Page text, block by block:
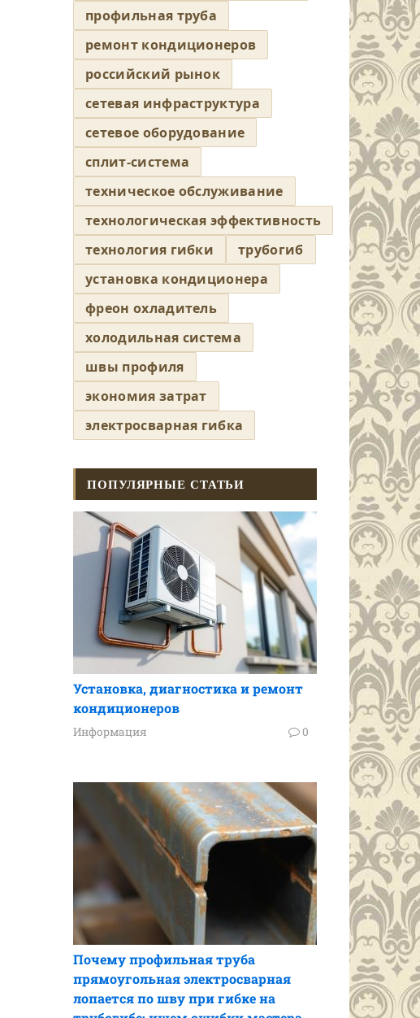
профильная труба
ремонт кондиционеров
российский рынок
сетевая инфраструктура
сетевое оборудование
сплит-система
техническое обслуживание
технологическая эффективность
технология гибки
трубогиб
установка кондиционера
фреон охладитель
холодильная система
швы профиля
экономия затрат
электросварная гибка
ПОПУЛЯРНЫЕ СТАТЬИ
Установка, диагностика и ремонт
кондиционеров
Информация 0
Почему профильная труба
прямоугольная электросварная
лопается по шву при гибке на